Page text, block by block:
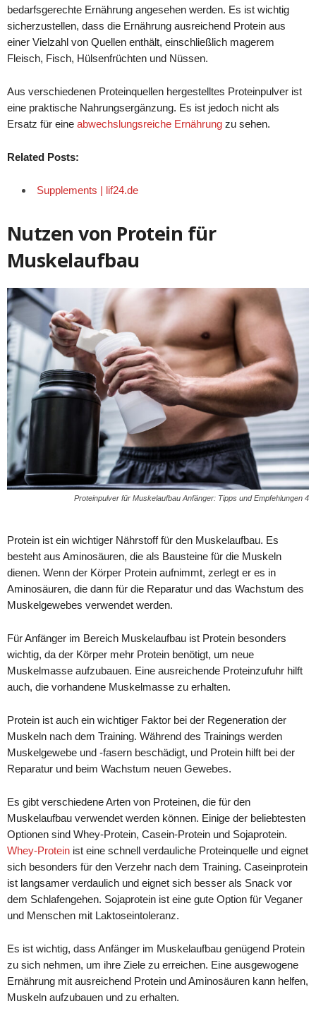
bedarfsgerechte Ernährung angesehen werden. Es ist wichtig
sicherzustellen, dass die Ernährung ausreichend Protein aus
einer Vielzahl von Quellen enthält, einschließlich magerem
Fleisch, Fisch, Hülsenfrüchten und Nüssen.
Aus verschiedenen Proteinquellen hergestelltes Proteinpulver ist
eine praktische Nahrungsergänzung. Es ist jedoch nicht als
Ersatz für eine abwechslungsreiche Ernährung zu sehen.
Related Posts:
Supplements | lif24.de
Nutzen von Protein für
Muskelaufbau
Proteinpulver für Muskelaufbau Anfänger: Tipps und Empfehlungen 4
Protein ist ein wichtiger Nährstoff für den Muskelaufbau. Es
besteht aus Aminosäuren, die als Bausteine für die Muskeln
dienen. Wenn der Körper Protein aufnimmt, zerlegt er es in
Aminosäuren, die dann für die Reparatur und das Wachstum des
Muskelgewebes verwendet werden.
Für Anfänger im Bereich Muskelaufbau ist Protein besonders
wichtig, da der Körper mehr Protein benötigt, um neue
Muskelmasse aufzubauen. Eine ausreichende Proteinzufuhr hilft
auch, die vorhandene Muskelmasse zu erhalten.
Protein ist auch ein wichtiger Faktor bei der Regeneration der
Muskeln nach dem Training. Während des Trainings werden
Muskelgewebe und -fasern beschädigt, und Protein hilft bei der
Reparatur und beim Wachstum neuen Gewebes.
Es gibt verschiedene Arten von Proteinen, die für den
Muskelaufbau verwendet werden können. Einige der beliebtesten
Optionen sind Whey-Protein, Casein-Protein und Sojaprotein.
Whey-Protein ist eine schnell verdauliche Proteinquelle und eignet
sich besonders für den Verzehr nach dem Training. Caseinprotein
ist langsamer verdaulich und eignet sich besser als Snack vor
dem Schlafengehen. Sojaprotein ist eine gute Option für Veganer
und Menschen mit Laktoseintoleranz.
Es ist wichtig, dass Anfänger im Muskelaufbau genügend Protein
zu sich nehmen, um ihre Ziele zu erreichen. Eine ausgewogene
Ernährung mit ausreichend Protein und Aminosäuren kann helfen,
Muskeln aufzubauen und zu erhalten.